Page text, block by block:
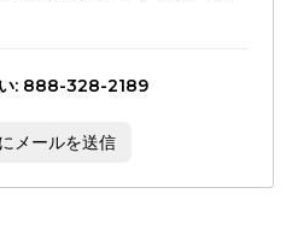
い: 888-328-2189
メールを送信